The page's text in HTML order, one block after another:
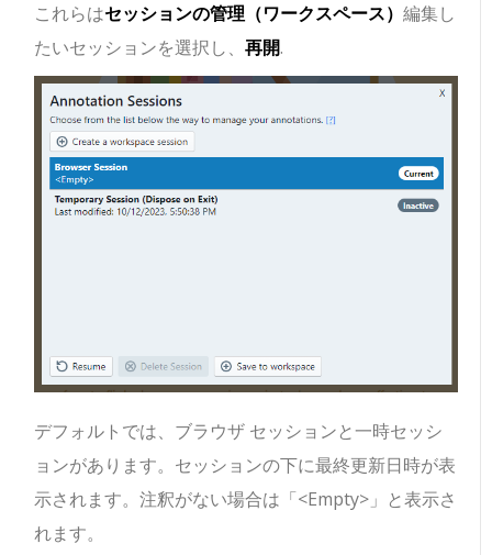
これらはセッションの管理（ワークスペース）編集し
たいセッションを選択し、再開.
デフォルトでは、ブラウザ セッションと一時セッシ
ョンがあります。セッションの下に最終更新日時が表
示されます。注釈がない場合は「<Empty>」と表示さ
れます。